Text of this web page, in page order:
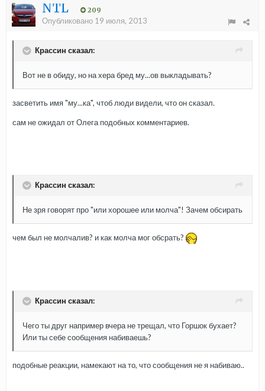
NTL 209
Опубликовано 19 июля, 2013
Крассин сказал:
Вот не в обиду, но на хера бред му...ов выкладывать?
засветить имя "му...ка", чтоб люди видели, что он сказал.
сам не ожидал от Олега подобных комментариев.
Крассин сказал:
Не зря говорят про "или хорошее или молча"! Зачем обсирать
чем был не молчалив? и как молча мог обсрать?
Крассин сказал:
Чего ты друг например вчера не трещал, что Горшок бухает?
Или ты себе сообщения набиваешь?
подобные реакции, намекают на то, что сообщения не я набиваю..